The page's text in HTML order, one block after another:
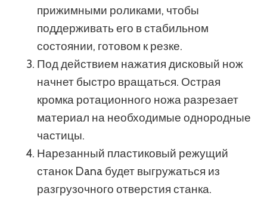
прижимными роликами, чтобы
поддерживать его в стабильном
состоянии, готовом к резке.
Под действием нажатия дисковый нож
начнет быстро вращаться. Острая
кромка ротационного ножа разрезает
материал на необходимые однородные
частицы.
Нарезанный пластиковый режущий
станок Dana будет выгружаться из
разгрузочного отверстия станка.